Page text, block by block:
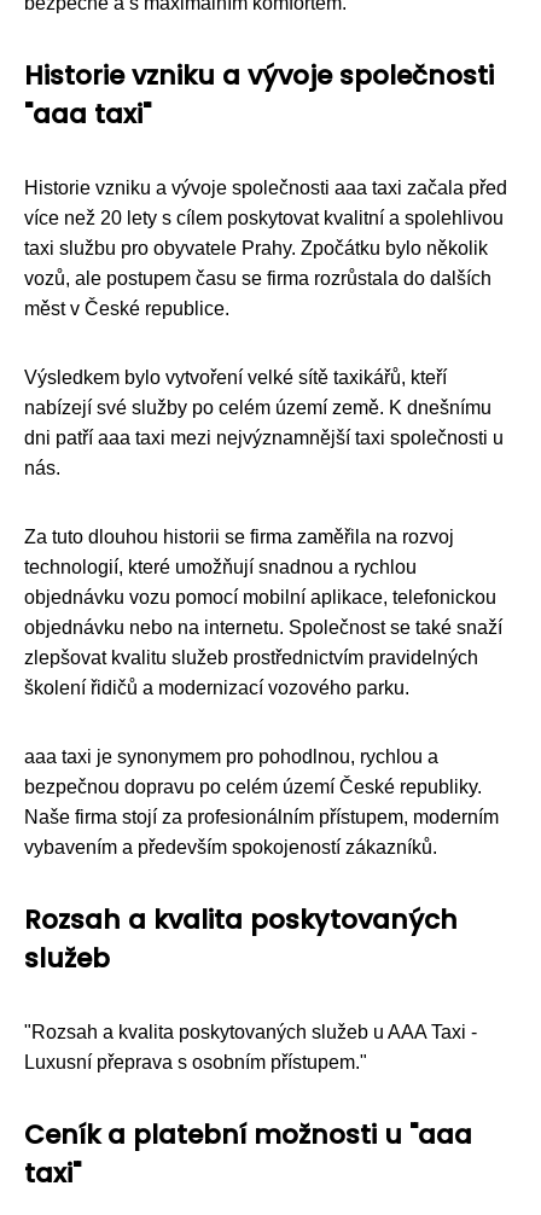
Historie vzniku a vývoje společnosti
"aaa taxi"
Historie vzniku a vývoje společnosti aaa taxi začala před
více než 20 lety s cílem poskytovat kvalitní a spolehlivou
taxi službu pro obyvatele Prahy. Zpočátku bylo několik
vozů, ale postupem času se firma rozrůstala do dalších
měst v České republice.
Výsledkem bylo vytvoření velké sítě taxikářů, kteří
nabízejí své služby po celém území země. K dnešnímu
dni patří aaa taxi mezi nejvýznamnější taxi společnosti u
nás.
Za tuto dlouhou historii se firma zaměřila na rozvoj
technologií, které umožňují snadnou a rychlou
objednávku vozu pomocí mobilní aplikace, telefonickou
objednávku nebo na internetu. Společnost se také snaží
zlepšovat kvalitu služeb prostřednictvím pravidelných
školení řidičů a modernizací vozového parku.
aaa taxi je synonymem pro pohodlnou, rychlou a
bezpečnou dopravu po celém území České republiky.
Naše firma stojí za profesionálním přístupem, moderním
vybavením a především spokojeností zákazníků.
Rozsah a kvalita poskytovaných
služeb
"Rozsah a kvalita poskytovaných služeb u AAA Taxi -
Luxusní přeprava s osobním přístupem."
Ceník a platební možnosti u "aaa
taxi"